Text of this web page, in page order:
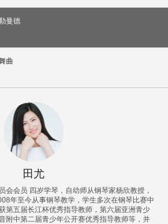
曼德
曲
田尤
会会员 四岁学琴，自幼师从钢琴家杨欣教授，
年至今从事钢琴教学，学生多次在钢琴比赛中
第五届长江杯优秀指导教师，第六届亚洲青少
附中第二届青少年公开赛优秀指导教师等，并